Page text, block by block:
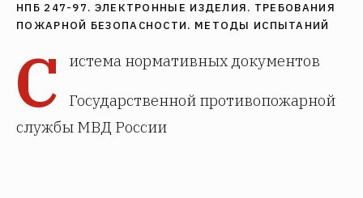
НПБ 247-97. ЭЛЕКТРОННЫЕ ИЗДЕЛИЯ. ТРЕБОВАНИЯ
ПОЖАРНОЙ БЕЗОПАСНОСТИ. МЕТОДЫ ИСПЫТАНИЙ
С истема нормативных документов
Государственной противопожарной
службы МВД России